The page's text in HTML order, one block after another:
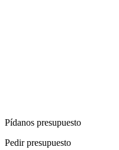
Pídanos presupuesto
Pedir presupuesto